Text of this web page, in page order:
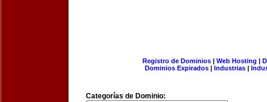
Registro de Dominios| Web Hosting |
Dominios Expirados | Industrias |
Categorías de Dominio: